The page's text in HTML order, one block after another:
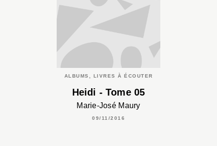
ALBUMS, LIVRES À ÉCOUTER
Heidi - Tome 05
Marie-José Maury
09/11/2016